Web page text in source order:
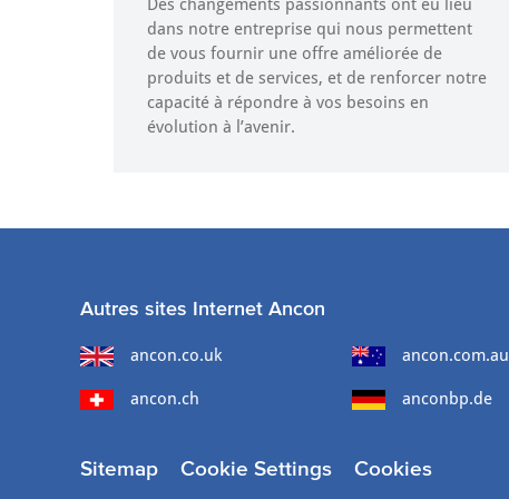
Des changements passionnants ont eu lieu
dans notre entreprise qui nous permettent
de vous fournir une offre améliorée de
produits et de services, et de renforcer notre
capacité à répondre à vos besoins en
évolution à l’avenir.
Autres sites Internet Ancon
ancon.co.uk ancon.com.au
ancon.ch anconbp.de
Sitemap Cookie Settings Cookies